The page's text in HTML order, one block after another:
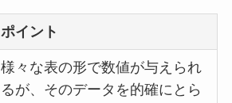
ポイント
様々な表の形で数値が与えられ
るが、そのデータを的確にとら